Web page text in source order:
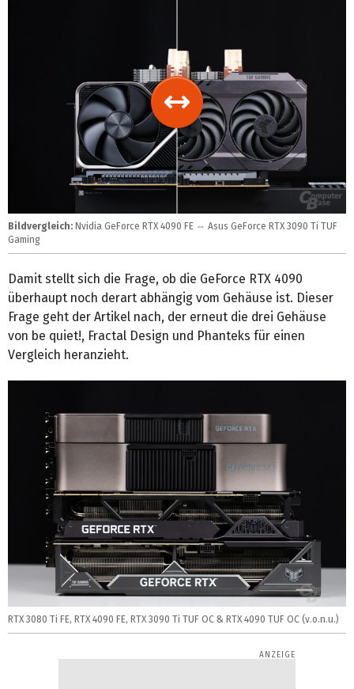
Bildvergleich: Nvidia GeForce RTX 4090 FE ⇔ Asus GeForce RTX 3090 Ti TUF
Gaming
Damit stellt sich die Frage, ob die GeForce RTX 4090
überhaupt noch derart abhängig vom Gehäuse ist. Dieser
Frage geht der Artikel nach, der erneut die drei Gehäuse
von be quiet!, Fractal Design und Phanteks für einen
Vergleich heranzieht.
RTX 3080 Ti FE, RTX 4090 FE, RTX 3090 Ti TUF OC & RTX 4090 TUF OC (v.o.n.u.)